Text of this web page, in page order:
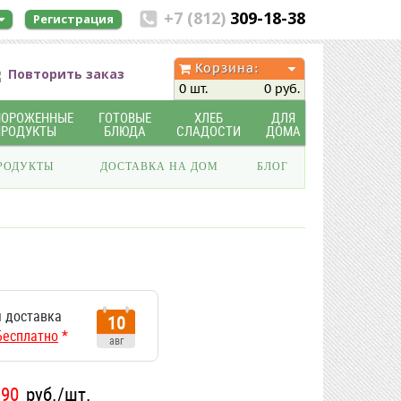
+7 (812) 309-18-38
Регистрация
Повторить заказ
Корзина:
0 шт.
0 руб.
ГОТОВЫЕ
БЛЮДА
ХЛЕБ
СЛАДОСТИ
ДЛЯ
ДОМА
ДОСТАВКА НА ДОМ БЛОГ
*
10
авг
руб./шт.